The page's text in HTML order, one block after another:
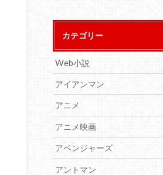
カテゴリー
Web小説
アイアンマン
アニメ
アニメ映画
アベンジャーズ
アントマン